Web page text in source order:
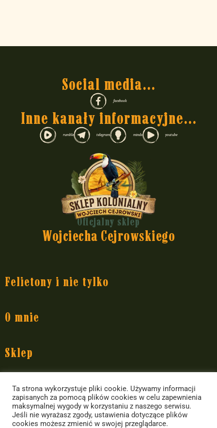
Social media...
facebook
Inne kanały informacyjne...
rumble telegram minds youtube
Oficjalny sklep
Wojciecha Cejrowskiego
Felietony i nie tylko
Dziennik polityczny
O mnie
Przedsięwzięcia
Książki Wojciecha Cejrowskiego
Dla mediów
Sklep
Akcesoria do yerby i inne
Jedzenie i picie
Informacje
Kontakt ze sklepem
Ta strona wykorzystuje pliki cookie. Używamy informacji
zapisanych za pomocą plików cookies w celu zapewnienia
maksymalnej wygody w korzystaniu z naszego serwisu.
Jeśli nie wyrażasz zgody, ustawienia dotyczące plików
cookies możesz zmienić w swojej przeglądarce.